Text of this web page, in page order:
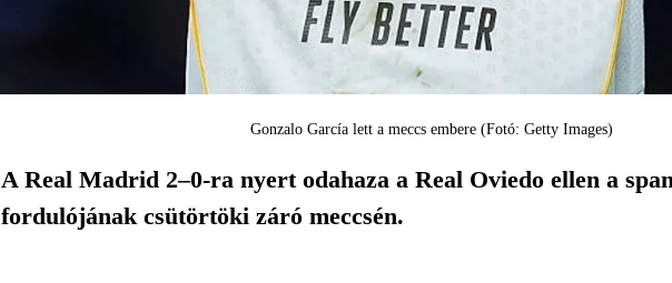
Gonzalo García lett a meccs embere (Fotó: Getty Images)
A Real Madrid 2–0-ra nyert odahaza a Real Oviedo ellen a
fordulójának csütörtöki záró meccsén.